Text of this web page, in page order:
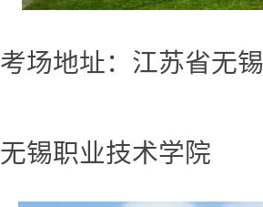
考场地址：江苏省无
无锡职业技术学院